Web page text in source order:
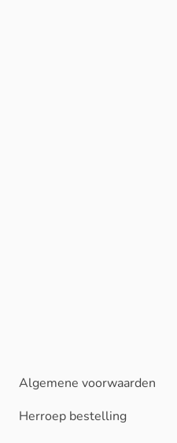
Algemene voorwaarden
Herroep bestelling